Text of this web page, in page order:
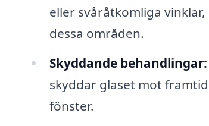
eller svåråtkomliga
dessa områden.
Skyddande behandlingar:
skyddar glaset mot
fönster.